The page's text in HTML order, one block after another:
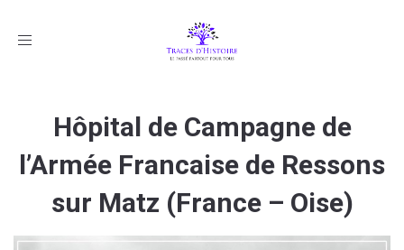
Toggle
Hôpital de Campagne de
l’Armée Francaise de Ressons
sur Matz (France – Oise)